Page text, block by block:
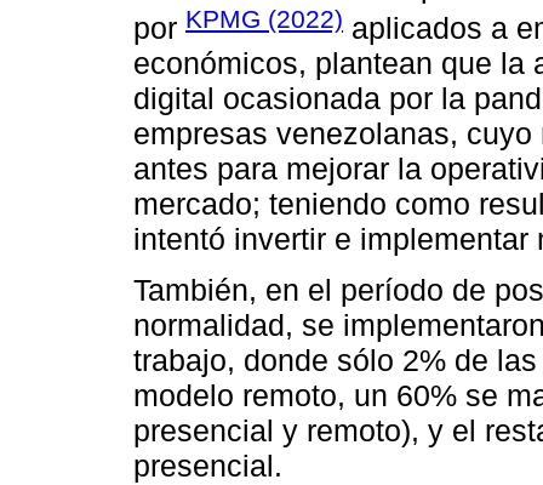
por KPMG (2022) aplicados a
económicos, plantean que la
digital ocasionada por la
empresas venezolanas,
antes para mejorar la
mercado; teniendo como
intentó invertir e
También, en el período de
normalidad, se
trabajo, donde sólo 2% de
modelo remoto, un 60% se
presencial y remoto), y el
presencial.